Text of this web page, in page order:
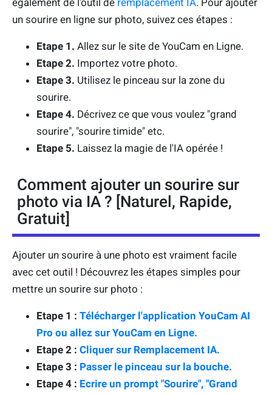
également de l'outil de remplacement IA. Pour ajouter
un sourire en ligne sur photo, suivez ces étapes :
Etape 1. Allez sur le site de YouCam en Ligne.
Etape 2. Importez votre photo.
Etape 3. Utilisez le pinceau sur la zone du
sourire.
Etape 4. Décrivez ce que vous voulez "grand
sourire", "sourire timide" etc.
Etape 5. Laissez la magie de l'IA opérée !
Comment ajouter un sourire sur
photo via IA ? [Naturel, Rapide,
Gratuit]
Ajouter un sourire à une photo est vraiment facile
avec cet outil ! Découvrez les étapes simples pour
mettre un sourire sur photo :
Etape 1 : Télécharger l'application YouCam AI
Pro ou allez sur YouCam en Ligne.
Etape 2 : Cliquer sur Remplacement IA.
Etape 3 : Passer le pinceau sur la bouche.
Etape 4 : Ecrire un prompt "Sourire", "Grand